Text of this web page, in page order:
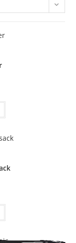
€
Dieses
weist
auf.
auf
€
Dieses
weist